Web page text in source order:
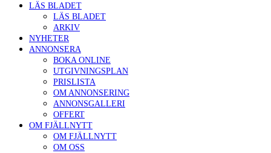
LÄS BLADET
LÄS BLADET
ARKIV
NYHETER
ANNONSERA
BOKA ONLINE
UTGIVNINGSPLAN
PRISLISTA
OM ANNONSERING
ANNONSGALLERI
OFFERT
OM FJÄLLNYTT
OM FJÄLLNYTT
OM OSS